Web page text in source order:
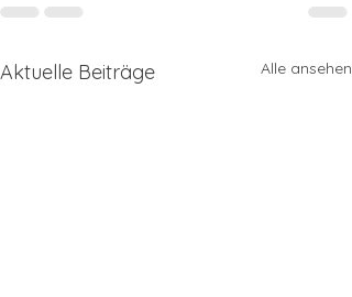
Aktuelle Beiträge Alle ansehen